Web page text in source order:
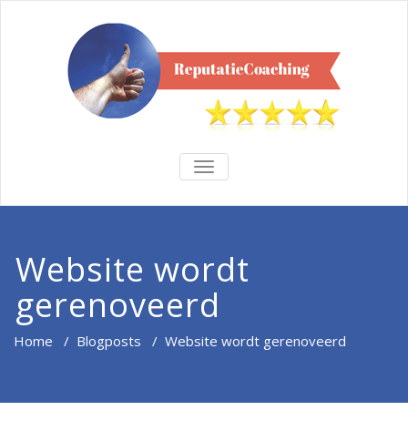
TOGGLE
Website wordt
gerenoveerd
Home / Blogposts / Website wordt gerenoveerd